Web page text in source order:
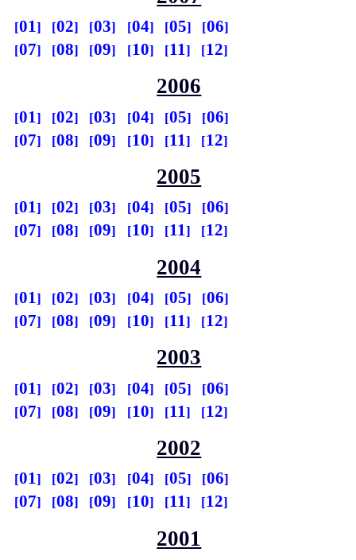
01 02 03 04 05
06
07
08 09 10 11 12
2006
01 02 03 04 05
06
07
08 09 10 11 12
2005
01 02 03 04 05
06
07
08 09 10 11 12
2004
01 02 03 04 05
06
07
08 09 10 11 12
2003
01 02 03 04 05
06
07
08 09 10 11 12
2002
01 02 03 04 05
06
07
08 09 10 11 12
2001